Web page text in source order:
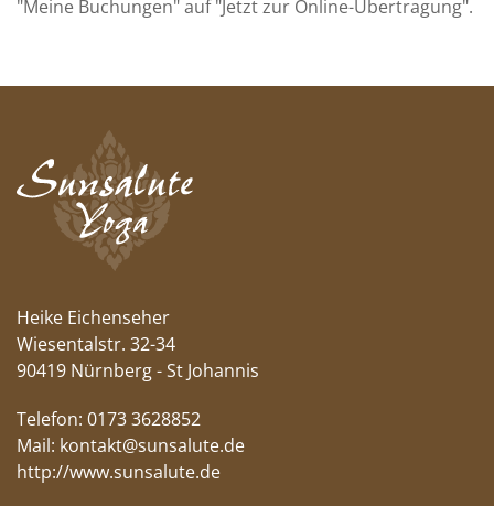
"Meine Buchungen" auf "Jetzt zur Online-Übertragung".
Heike Eichenseher
Wiesentalstr. 32-34
90419 Nürnberg - St Johannis
Telefon: 0173 3628852
Mail: kontakt@sunsalute.de
http://www.sunsalute.de